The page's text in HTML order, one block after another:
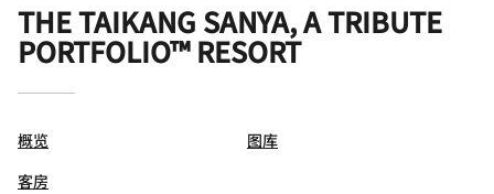
THE TAIKANG SANYA, A TRIBUTE
PORTFOLIO™ RESORT
概览
客房
图库